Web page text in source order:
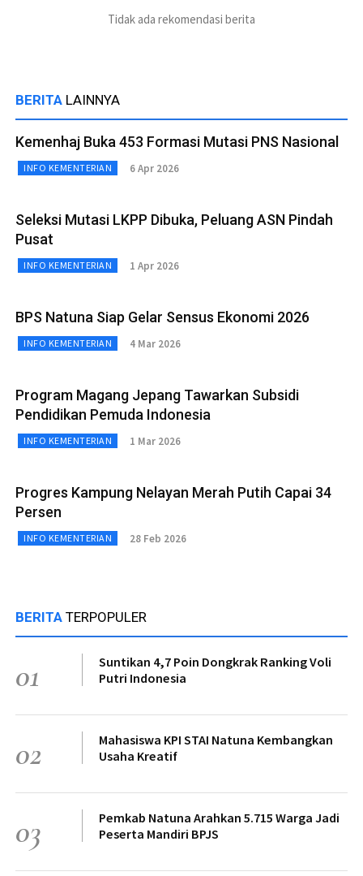
Tidak ada rekomendasi berita
BERITA LAINNYA
Kemenhaj Buka 453 Formasi Mutasi PNS Nasional
INFO KEMENTERIAN 6 Apr 2026
Seleksi Mutasi LKPP Dibuka, Peluang ASN Pindah
Pusat
INFO KEMENTERIAN 1 Apr 2026
BPS Natuna Siap Gelar Sensus Ekonomi 2026
INFO KEMENTERIAN 4 Mar 2026
Program Magang Jepang Tawarkan Subsidi
Pendidikan Pemuda Indonesia
INFO KEMENTERIAN 1 Mar 2026
Progres Kampung Nelayan Merah Putih Capai 34
Persen
INFO KEMENTERIAN 28 Feb 2026
BERITA TERPOPULER
01
Suntikan 4,7 Poin Dongkrak Ranking Voli
Putri Indonesia
02
Mahasiswa KPI STAI Natuna Kembangkan
Usaha Kreatif
03
Pemkab Natuna Arahkan 5.715 Warga Jadi
Peserta Mandiri BPJS